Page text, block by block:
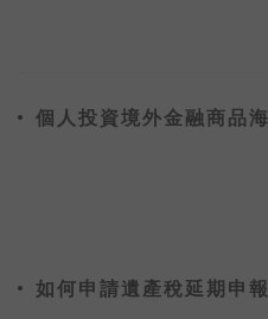
個人投資境外金融商品
如何申請遺產稅延期申報